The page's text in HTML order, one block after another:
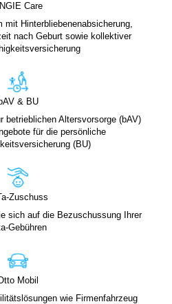
Care
mit Hinterbliebenenabsicherung,
nach Geburt sowie kollektiver
bAV & BU
betrieblichen Altersvorsorge (bAV)
für die persönliche
(BU)
Zuschuss
sich auf die Bezuschussung Ihrer
Gebühren
Mobil
wie Firmenfahrzeug